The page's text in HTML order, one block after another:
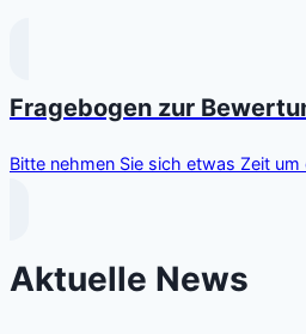
Fragebogen zur
Bitte nehmen Sie sich etwas Zeit
Aktuelle News